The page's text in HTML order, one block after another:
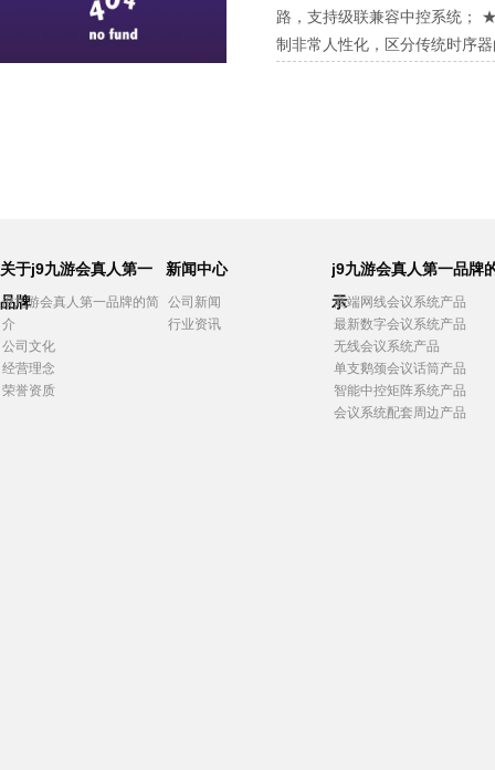
路，支持级联兼容中控系统；
制非常人性化，区分传统时序
关于j9九游会真人第一
品牌
j9九游会真人第一品牌的简
介
公司文化
经营理念
荣誉资质
新闻中心
公司新闻
行业资讯
j9九游会真人第一品牌
示
高端网线会议系统产品
最新数字会议系统产品
无线会议系统产品
单支鹅颈会议话筒产品
智能中控矩阵系统产品
会议系统配套周边产品